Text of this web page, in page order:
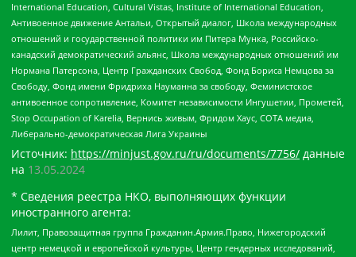
International Education, Cultural Vistas, Institute of International Education,
Антивоенное движение Антальи, Открытый диалог, Школа международных
отношений и государственной политики им Питера Мунка, Российско-
канадский демократический альянс, Школа международных отношений им
Нормана Патерсона, Центр Гражданских Свобод, Фонд Бориса Немцова за
Свободу, Фонд имени Фридриха Науманна за свободу, Феминистское
антивоенное сопротивление, Комитет независимости Ингушетии, Прометей,
Stop Occupation of Karelia, Вернись живым, Фридом Хаус, СОТА медиа,
Либерально-демократическая Лига Украины
Источник: https://minjust.gov.ru/ru/documents/7756/ данные
на 13.05.2024
* Сведения реестра НКО, выполняющих функции
иностранного агента:
Лилит, Правозащитная группа Гражданин.Армия.Право, Нижегородский
центр немецкой и европейской культуры, Центр гендерных исследований,